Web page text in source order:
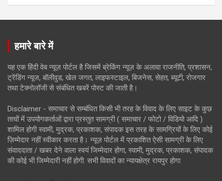
हमारे बारे में
यह एक हिंदी वेब न्यूज़ पोर्टल है जिसमें ब्रेकिंग न्यूज़ के अलावा राजनीति, प्रशासन,
ट्रेंडिंग न्यूज, बॉलीवुड, खेल जगत, लाइफस्टाइल, बिजनेस, सेहत, ब्यूटी, रोजगार
तथा टेक्नोलॉजी से संबंधित खबरें पोस्ट की जाती है।
Disclaimer - समाचार से सम्बंधित किसी भी तरह के विवाद के लिए साइट के कुछ
तत्वों में उपयोगकर्ताओं द्वारा प्रस्तुत सामग्री ( समाचार / फोटो / विडियो आदि )
शामिल होगी स्वामी, मुद्रक, प्रकाशक, संपादक इस तरह के सामग्रियों के लिए कोई
ज़िम्मेदार नहीं स्वीकार करता है। न्यूज़ पोर्टल में प्रकाशित ऐसी सामग्री के लिए
संवाददाता / खबर देने वाला स्वयं जिम्मेदार होगा, स्वामी, मुद्रक, प्रकाशक, संपादक
की कोई भी जिम्मेदारी नहीं होगी. सभी विवादों का न्यायक्षेत्र रायपुर होगा